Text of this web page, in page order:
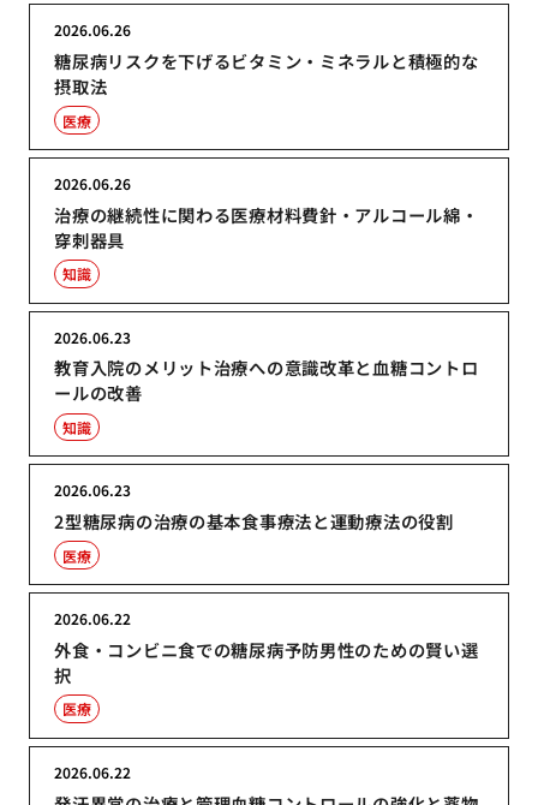
糖尿病リスクを下げるビタミン・ミネラルと積極的な
摂取法
2026.06.26
医療
治療の継続性に関わる医療材料費針・アルコール綿・
穿刺器具
2026.06.26
知識
教育入院のメリット治療への意識改革と血糖コントロ
ールの改善
2026.06.23
知識
2型糖尿病の治療の基本食事療法と運動療法の役割
2026.06.23
医療
外食・コンビニ食での糖尿病予防男性のための賢い選
択
2026.06.22
医療
2026.06.22